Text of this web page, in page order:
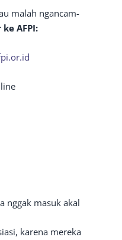
malah ngancam-
AFPI:
nggak masuk akal
karena mereka